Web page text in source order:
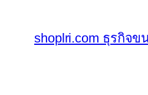
shoplri.com ธุรกิจ